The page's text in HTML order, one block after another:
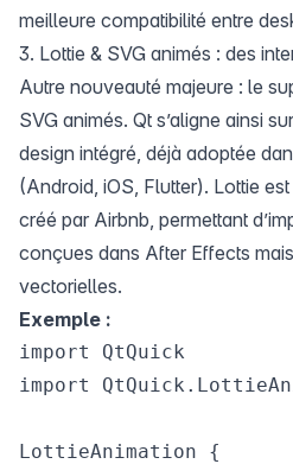
meilleure compatibilité entre
3. Lottie & SVG animés : des
Autre nouveauté majeure : le
SVG animés. Qt s’aligne ainsi
design intégré, déjà adoptée
(Android, iOS, Flutter). Lottie
créé par Airbnb, permettant
conçues dans After Effects
vectorielles.
Exemple :
import QtQuick
import
LottieAnimation {